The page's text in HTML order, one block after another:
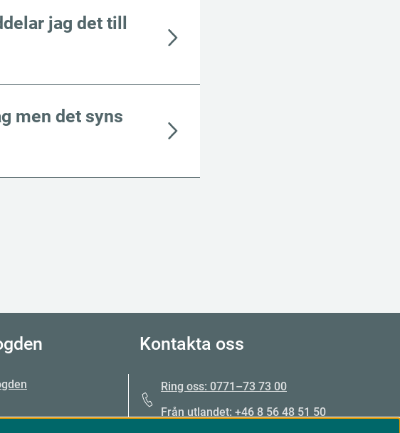
jag det till
men det syns
Kontakta oss
Ring oss: 0771–73 73 00
Från utlandet: +46 8 56 48 51 50